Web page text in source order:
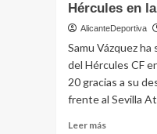
Hércules en
AlicanteDeportiva
Samu Vázquez
del Hércules CF
20 gracias a su
frente al Sevilla
Leer más